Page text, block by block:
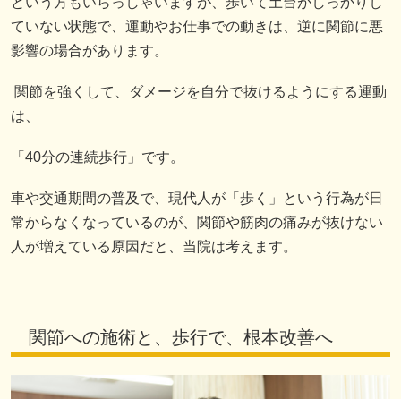
ていない状態で、運動やお仕事での動きは、逆に関節に悪
影響の場合があります。
関節を強くして、ダメージを自分で抜けるようにする運動
は、
「40分の連続歩行」です。
車や交通期間の普及で、現代人が「歩く」という行為が日
常からなくなっているのが、関節や筋肉の痛みが抜けない
人が増えている原因だと、当院は考えます。
関節への施術と、歩行で、根本改善へ